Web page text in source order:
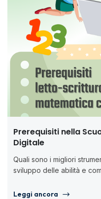
Prerequisiti nella
Digitale
Quali sono i migliori
sviluppo delle abilità e
Leggi ancora